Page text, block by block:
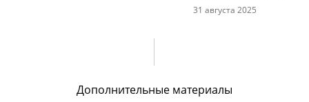
31 августа 2025
Дополнительные материалы